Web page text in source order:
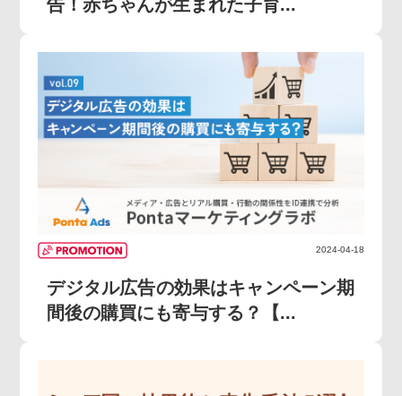
告！赤ちゃんが生まれた子育...
2024-04-18
デジタル広告の効果はキャンペーン期
間後の購買にも寄与する？【...